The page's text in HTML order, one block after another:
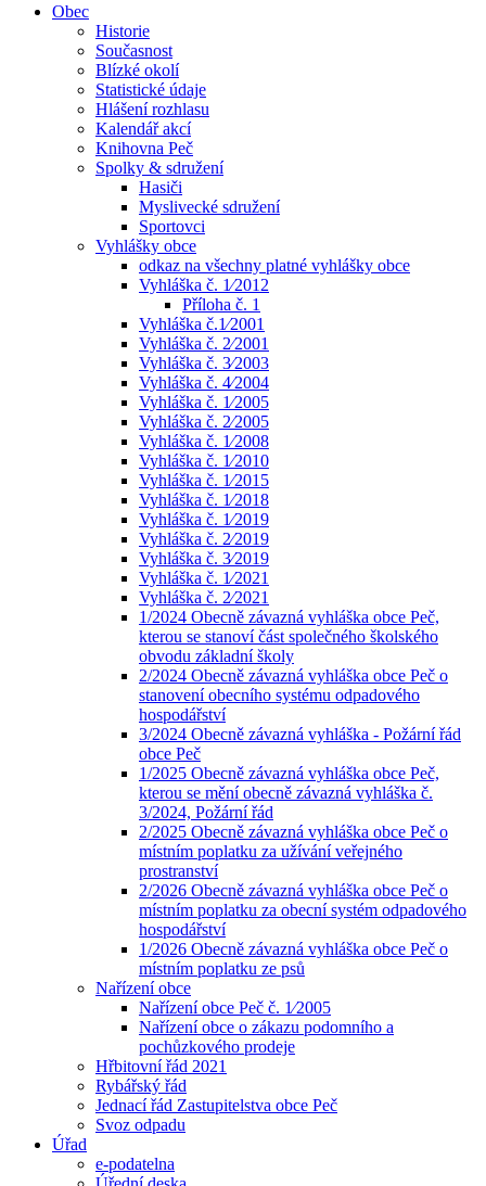
Obec
Historie
Současnost
Blízké okolí
Statistické údaje
Hlášení rozhlasu
Kalendář akcí
Knihovna Peč
Spolky & sdružení
Hasiči
Myslivecké sdružení
Sportovci
Vyhlášky obce
odkaz na všechny platné vyhlášky obce
Vyhláška č. 1⁄2012
Příloha č. 1
Vyhláška č.1⁄2001
Vyhláška č. 2⁄2001
Vyhláška č. 3⁄2003
Vyhláška č. 4⁄2004
Vyhláška č. 1⁄2005
Vyhláška č. 2⁄2005
Vyhláška č. 1⁄2008
Vyhláška č. 1⁄2010
Vyhláška č. 1⁄2015
Vyhláška č. 1⁄2018
Vyhláška č. 1⁄2019
Vyhláška č. 2⁄2019
Vyhláška č. 3⁄2019
Vyhláška č. 1⁄2021
Vyhláška č. 2⁄2021
1/2024 Obecně závazná vyhláška obce Peč,
kterou se stanoví část společného školského
obvodu základní školy
2/2024 Obecně závazná vyhláška obce Peč o
stanovení obecního systému odpadového
hospodářství
3/2024 Obecně závazná vyhláška - Požární řád
obce Peč
1/2025 Obecně závazná vyhláška obce Peč,
kterou se mění obecně závazná vyhláška č.
3/2024, Požární řád
2/2025 Obecně závazná vyhláška obce Peč o
místním poplatku za užívání veřejného
prostranství
2/2026 Obecně závazná vyhláška obce Peč o
místním poplatku za obecní systém odpadového
hospodářství
1/2026 Obecně závazná vyhláška obce Peč o
místním poplatku ze psů
Nařízení obce
Nařízení obce Peč č. 1⁄2005
Nařízení obce o zákazu podomního a
pochůzkového prodeje
Hřbitovní řád 2021
Rybářský řád
Jednací řád Zastupitelstva obce Peč
Svoz odpadu
Úřad
e-podatelna